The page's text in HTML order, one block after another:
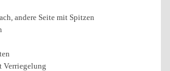
andere Seite mit Spitzen